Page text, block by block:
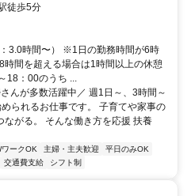
徒歩5分
3.0時間〜） ※1日の勤務時間が6時
間を超える場合は1時間以上の休憩
18：00のうち ...
んが多数活躍中／ 週1日～、3時間～
られるお仕事です。 子育てや家事の
がる。 そんな働き方を応援 扶養
ークOK 主婦・主夫歓迎
平日のみOK
交通費支給 シフト制